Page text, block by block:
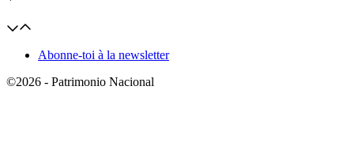
Abonne-toi à la newsletter
©2026 - Patrimonio Nacional